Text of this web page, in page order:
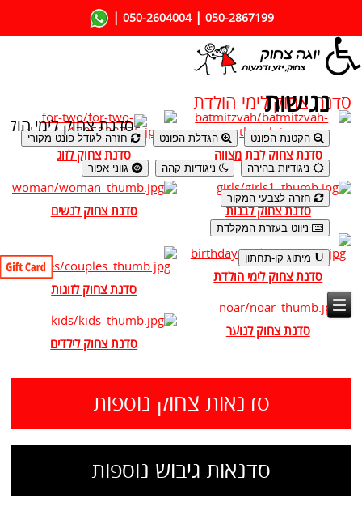
050-2867199
|
050-2604004
|
נגישות
הקטנת הפונט הגדלת הפונט חזרה לגודל פונט מקורי
ניגודיות בהירה ניגודיות קהה גווני אפור
חזרה לצבעי המקור
ניווט בעזרת המקלדת
מיתוג קו-תחתון
סדנת צחוק לימי הולדת
סדנת צחוק לזוג סדנת צחוק לבת מצווה
סדנת צחוק לנשים סדנת צחוק לבנות
סדנת צחוק לימי הולדת
סדנת צחוק לזוגות
סדנת צחוק לנוער
סדנת צחוק לילדים
סדנאות צחוק נוספות
סדנאות גיבוש נוספות